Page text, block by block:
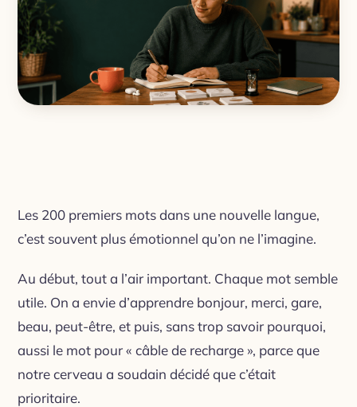
Les 200 premiers mots dans une nouvelle langue,
c’est souvent plus émotionnel qu’on ne l’imagine.
Au début, tout a l’air important. Chaque mot semble
utile. On a envie d’apprendre bonjour, merci, gare,
beau, peut-être, et puis, sans trop savoir pourquoi,
aussi le mot pour « câble de recharge », parce que
notre cerveau a soudain décidé que c’était
prioritaire.